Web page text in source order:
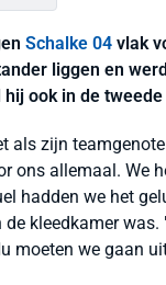
Schalke 04 vlak
liggen en
ook in de
als zijn
ons allemaal. We
hadden we het
kleedkamer
moeten we gaan